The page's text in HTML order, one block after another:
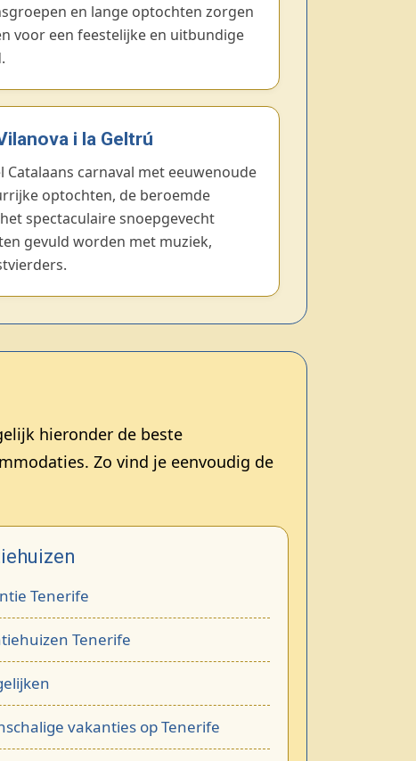
en lange optochten zorgen
voor een feestelijke en uitbundige
i la Geltrú
Catalaans carnaval met eeuwenoude
optochten, de beroemde
spectaculaire snoepgevecht
gevuld worden met muziek,
hieronder de beste
Zo vind je eenvoudig de
Tenerife
Tenerife
vakanties op Tenerife